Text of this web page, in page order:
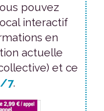
pouvez
interactif
en
actuelle
et ce
7.